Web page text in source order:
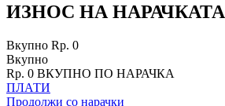
ИЗНОС НА НАРАЧКАТА
Вкупно Rp. 0
Вкупно
Rp. 0 ВКУПНО ПО НАРАЧКА
ПЛАТИ
Продолжи со нарачки